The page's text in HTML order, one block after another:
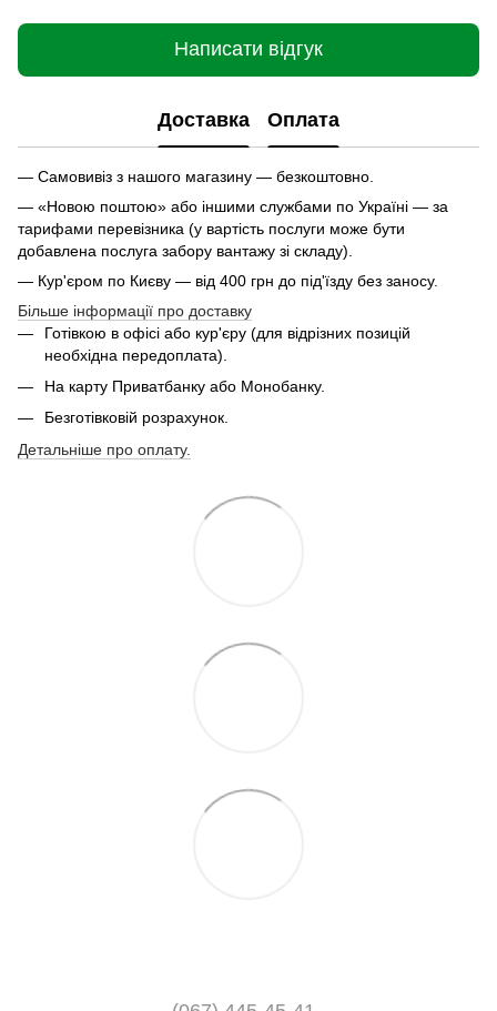
Написати відгук
Доставка Оплата
— Самовивіз з нашого магазину — безкоштовно.
— «Новою поштою» або іншими службами по Україні — за
тарифами перевізника (у вартість послуги може бути
добавлена послуга забору вантажу зі складу).
— Кур'єром по Києву — від 400 грн до під'їзду без заносу.
Більше інформації про доставку
Готівкою в офісі або кур'єру (для відрізних позицій
необхідна передоплата).
На карту Приватбанку або Монобанку.
Безготівковій розрахунок.
Детальніше про оплату.